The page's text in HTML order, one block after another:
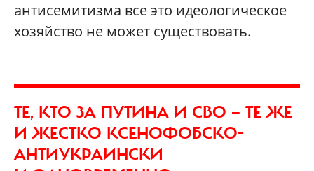
антисемитизма все это идеологическое
хозяйство не может существовать.
ТЕ, КТО ЗА ПУТИНА И СВО — ТЕ ЖЕ
И ЖЕСТКО КСЕНОФОБСКО-
АНТИУКРАИНСКИ